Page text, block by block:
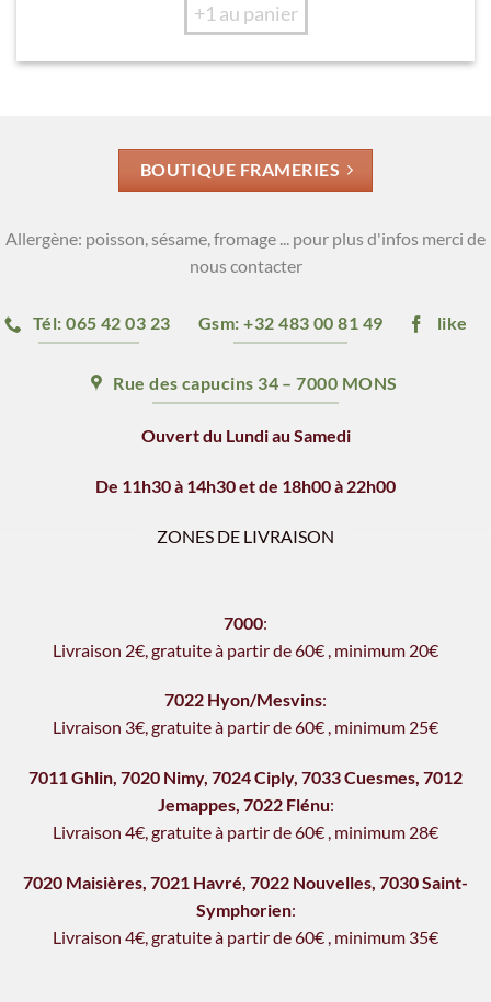
+1 au panier
BOUTIQUE FRAMERIES
Allergène: poisson, sésame, fromage ... pour plus d'infos merci de
nous contacter
Tél: 065 42 03 23 Gsm: +32 483 00 81 49 like
Rue des capucins 34 – 7000 MONS
Ouvert du Lundi au Samedi
De 11h30 à 14h30 et de 18h00 à 22h00
ZONES DE LIVRAISON
7000:
Livraison 2€, gratuite à partir de 60€ minimum 20€
7022 Hyon/Mesvins:
Livraison 3€, gratuite à partir de 60€ , minimum 25€
7011 Ghlin, 7020 Nimy, 7024 Ciply, 7033 Cuesmes, 7012
Jemappes, 7022 Flénu:
Livraison 4€, gratuite à partir de 60€ , minimum 28€
7020 Maisières, 7021 Havré, 7022 Nouvelles, 7030 Saint-
Symphorien:
Livraison 4€, gratuite à partir de 60€ , minimum 35€